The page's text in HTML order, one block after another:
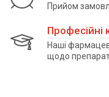
Прийом
Професійні
Наші
щодо